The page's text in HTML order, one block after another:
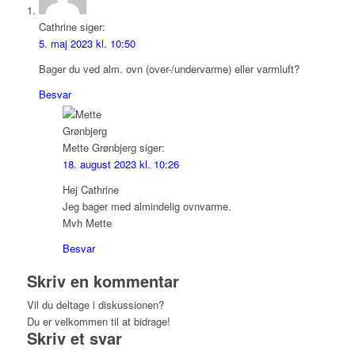
Cathrine siger:
5. maj 2023 kl. 10:50
Bager du ved alm. ovn (over-/undervarme) eller varmluft?
Besvar
Mette Grønbjerg siger:
18. august 2023 kl. 10:26
Hej Cathrine
Jeg bager med almindelig ovnvarme.
Mvh Mette
Besvar
Skriv en kommentar
Vil du deltage i diskussionen?
Du er velkommen til at bidrage!
Skriv et svar